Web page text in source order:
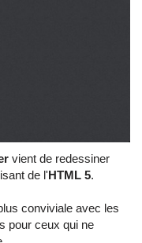
vient de redessiner
de l'HTML 5.
conviviale avec les
pour ceux qui ne